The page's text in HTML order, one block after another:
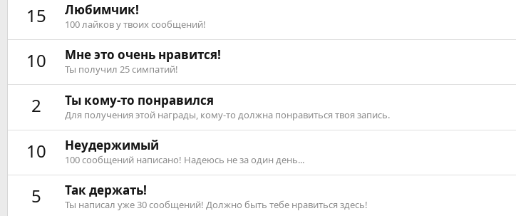
15 Любимчик!
100 лайков у твоих сообщений!
10 Мне это очень нравится!
Ты получил 25 симпатий!
2 Ты кому-то понравился
Для получения этой награды, кому-то должна понравиться твоя запись.
10 Неудержимый
100 сообщений написано! Надеюсь не за один день...
5 Так держать!
Ты написал уже 30 сообщений! Должно быть тебе нравиться здесь!